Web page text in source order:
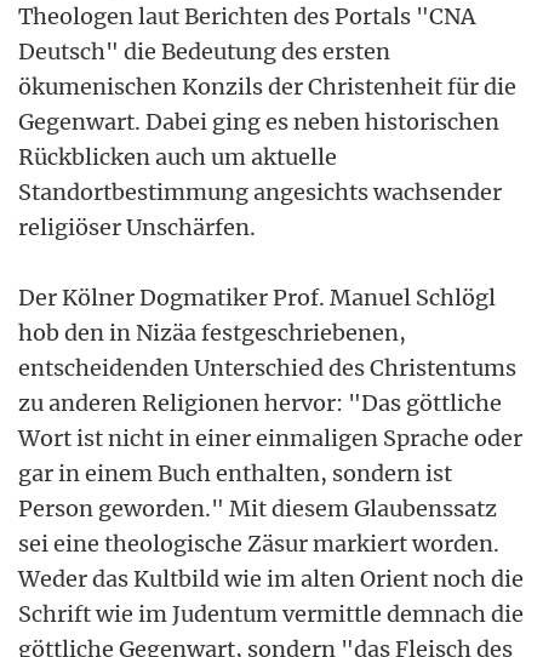
Theologen laut Berichten des Portals "CNA
Deutsch" die Bedeutung des ersten
ökumenischen Konzils der Christenheit für die
Gegenwart. Dabei ging es neben historischen
Rückblicken auch um aktuelle
Standortbestimmung angesichts wachsender
religiöser Unschärfen.
Der Kölner Dogmatiker Prof. Manuel Schlögl
hob den in Nizäa festgeschriebenen,
entscheidenden Unterschied des Christentums
zu anderen Religionen hervor: "Das göttliche
Wort ist nicht in einer einmaligen Sprache oder
gar in einem Buch enthalten, sondern ist
Person geworden." Mit diesem Glaubenssatz
sei eine theologische Zäsur markiert worden.
Weder das Kultbild wie im alten Orient noch die
Schrift wie im Judentum vermittle demnach die
göttliche Gegenwart, sondern "das Fleisch des